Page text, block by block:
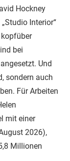
Hockney
Interior“
bei
Und
sondern auch
Für Arbeiten
mit einer
2026),
Millionen